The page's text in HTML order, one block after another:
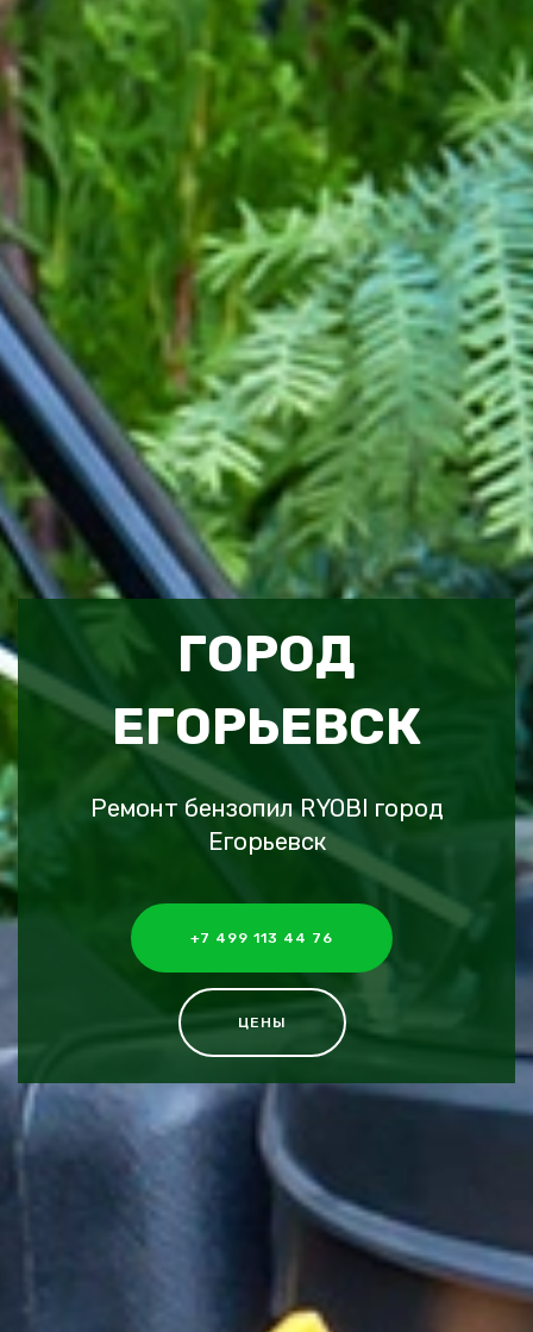
ГОРОД
ЕГОРЬЕВСК
Ремонт бензопил RYOBI город
Егорьевск
+7 499 113 44 76
ЦЕНЫ